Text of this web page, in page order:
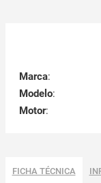
Marca:
Modelo:
Motor:
FICHA TÉCNICA